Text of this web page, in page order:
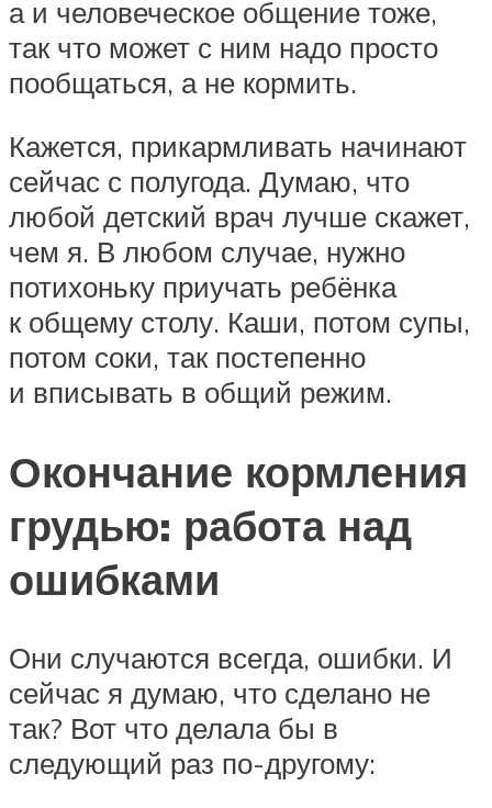
а и человеческое общение тоже,
так что может с ним надо просто
пообщаться, а не кормить.
Кажется, прикармливать начинают
сейчас с полугода. Думаю, что
любой детский врач лучше скажет,
чем я. В любом случае, нужно
потихоньку приучать ребёнка
к общему столу. Каши, потом супы,
потом соки, так постепенно
и вписывать в общий режим.
Окончание кормления
грудью: работа над
ошибками
Они случаются всегда, ошибки. И
сейчас я думаю, что сделано не
так? Вот что делала бы в
следующий раз по-другому: